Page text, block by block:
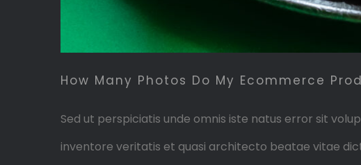
How Many Photos Do My Ecommerce
Sed ut perspiciatis unde omnis iste natus error sit
inventore veritatis et quasi architecto beatae vitae